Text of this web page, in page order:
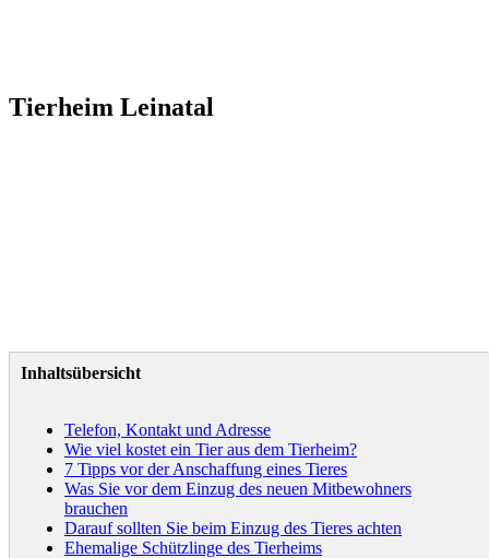
Tierheim Leinatal
Inhaltsübersicht
Telefon, Kontakt und Adresse
Wie viel kostet ein Tier aus dem Tierheim?
7 Tipps vor der Anschaffung eines Tieres
Was Sie vor dem Einzug des neuen Mitbewohners
brauchen
Darauf sollten Sie beim Einzug des Tieres achten
Ehemalige Schützlinge des Tierheims